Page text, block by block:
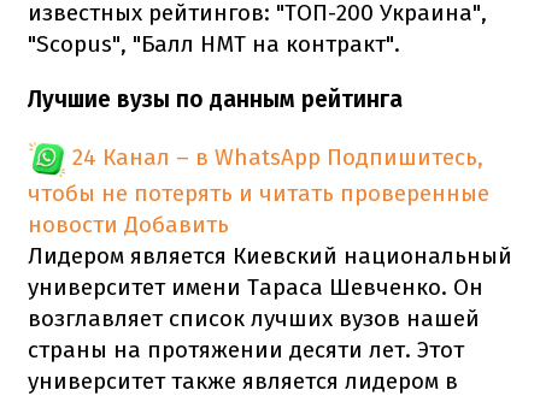
известных рейтингов: "ТОП-200 Украина",
"Scopus", "Балл НМТ на контракт".
Лучшие вузы по данным рейтинга
24 Канал – в WhatsApp Подпишитесь,
чтобы не потерять и читать проверенные
новости Добавить
Лидером является Киевский национальный
университет имени Тараса Шевченко. Он
возглавляет список лучших вузов нашей
страны на протяжении десяти лет. Этот
университет также является лидером в